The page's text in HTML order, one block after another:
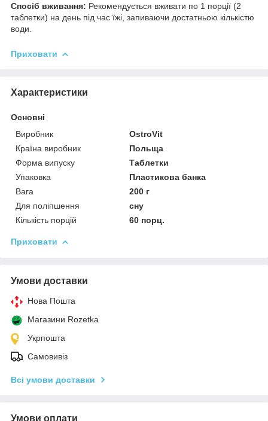
Спосіб вживання: Рекомендується вживати по 1 порції (2
таблетки) на день під час їжі, запиваючи достатньою кількістю
води.
Приховати
Характеристики
Основні
Виробник
OstroVit
Країна виробник
Польща
Форма випуску
Таблетки
Упаковка
Пластикова банка
Вага
200 г
Для поліпшення
сну
Кількість порцій
60 порц.
Приховати
Умови доставки
Нова Пошта
Магазини Rozetka
Укрпошта
Самовивіз
Всі умови доставки
Умови оплати